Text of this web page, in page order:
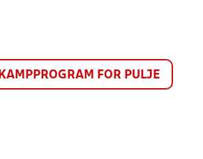
KAMPPROGRAM FOR PULJE